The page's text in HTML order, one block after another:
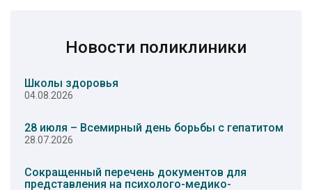
Новости поликлиники
Школы здоровья
04.08.2026
28 июля – Всемирный день борьбы с гепатитом
28.07.2026
Сокращенный перечень документов для
представления на психолого-медико-